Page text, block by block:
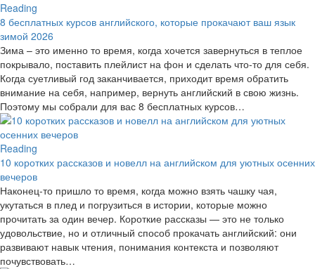
Reading
8 бесплатных курсов английского, которые прокачают ваш язык
зимой 2026
Зима – это именно то время, когда хочется завернуться в теплое
покрывало, поставить плейлист на фон и сделать что-то для себя.
Когда суетливый год заканчивается, приходит время обратить
внимание на себя, например, вернуть английский в свою жизнь.
Поэтому мы собрали для вас 8 бесплатных курсов…
Reading
10 коротких рассказов и новелл на английском для уютных осенних
вечеров
Наконец-то пришло то время, когда можно взять чашку чая,
укутаться в плед и погрузиться в истории, которые можно
прочитать за один вечер. Короткие рассказы — это не только
удовольствие, но и отличный способ прокачать английский: они
развивают навык чтения, понимания контекста и позволяют
почувствовать…